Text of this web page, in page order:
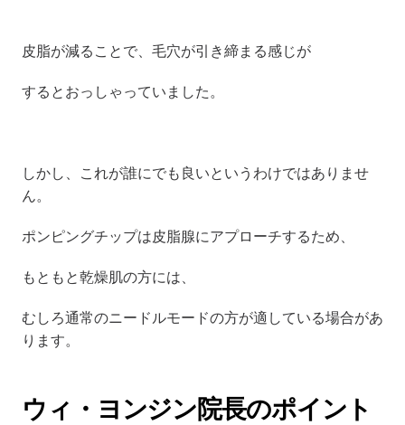
皮脂が減ることで、毛穴が引き締まる感じが
するとおっしゃっていました。
しかし、これが誰にでも良いというわけではありませ
ん。
ポンピングチップは皮脂腺にアプローチするため、
もともと乾燥肌の方には、
むしろ通常のニードルモードの方が適している場合があ
ります。
ウィ・ヨンジン院長のポイント